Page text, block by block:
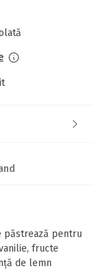
păstrează pentru
fructe
de lemn